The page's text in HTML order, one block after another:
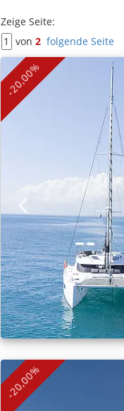
Zeige Seite:
von 2 folgende Seite
-20,00%
-20,00%